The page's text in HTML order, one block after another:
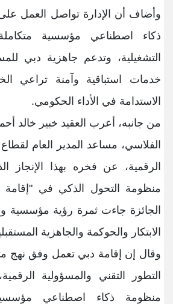
وأضاف أن الإدارة تواصل العمل
ذكاء اصطناعي مؤسسية
التشغيلية، وتدعم جاهزية دبي
خدمات استباقية وآمنة تراعي
الاستدامة في الأداء الحكومي.
من جانبه، أعرب العقيد خبير خالد
الفلاسي، مساعد المدير العام
الرقمية، عن فخره بهذا
منظومة التحول الذكي في "إقامة
الجائزة جاءت ثمرة رؤية مؤسسية
الابتكار والحوكمة والجاهزية
وقال إن إقامة دبي تعمل وفق نهج
التطور التقني والمسؤولية
منظومة ذكاء اصطناعي